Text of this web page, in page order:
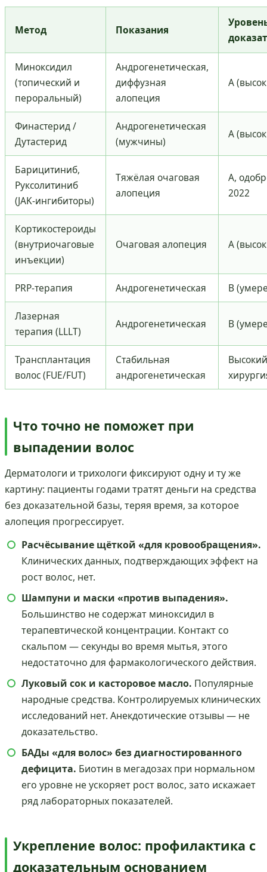
Метод Показания
Миноксидил
(топический и
пероральный)
Андрогенетическая,
диффузная
алопеция
A
Финастерид /
Дутастерид
Андрогенетическая
(мужчины)
A
Барицитиниб,
Руксолитиниб
(JAK-ингибиторы)
Тяжёлая очаговая
алопеция
A,
2022
Кортикостероиды
(внутриочаговые
инъекции)
Очаговая алопеция A
PRP-терапия Андрогенетическая B
Лазерная
терапия (LLLT)
Андрогенетическая B
Трансплантация
волос (FUE/FUT)
Стабильная
андрогенетическая
Что точно не поможет при
выпадении волос
Дерматологи и трихологи фиксируют одну и ту же
картину: пациенты годами тратят деньги на средства
без доказательной базы, теряя время, за которое
алопеция прогрессирует.
Расчёсывание щёткой «для кровообращения».
Клинических данных, подтверждающих эффект на
рост волос, нет.
Шампуни и маски «против выпадения».
Большинство не содержат миноксидил в
терапевтической концентрации. Контакт со
скальпом — секунды во время мытья, этого
недостаточно для фармакологического действия.
Луковый сок и касторовое масло. Популярные
народные средства. Контролируемых клинических
исследований нет. Анекдотические отзывы — не
доказательство.
БАДы «для волос» без диагностированного
дефицита. Биотин в мегадозах при нормальном
его уровне не ускоряет рост волос, зато искажает
ряд лабораторных показателей.
Укрепление волос: профилактика с
доказательным основанием